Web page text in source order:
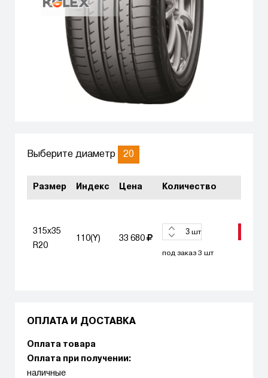
Выберите диаметр 20
Размер Индекс Цена Количество
315x35
R20
110(Y) 33 680
шт
под заказ 3 шт
ОПЛАТА И ДОСТАВКА
Оплата товара
Оплата при получении:
наличные